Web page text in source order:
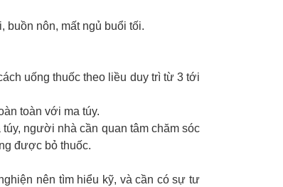
nôn, mất ngủ buổi tối.
uống thuốc theo liều duy trì từ 3 tới
toàn với ma túy.
người nhà cần quan tâm chăm sóc
được bỏ thuốc.
nên tìm hiểu kỹ, và cần có sự tư